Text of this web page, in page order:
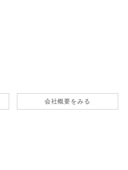
会社概要をみる